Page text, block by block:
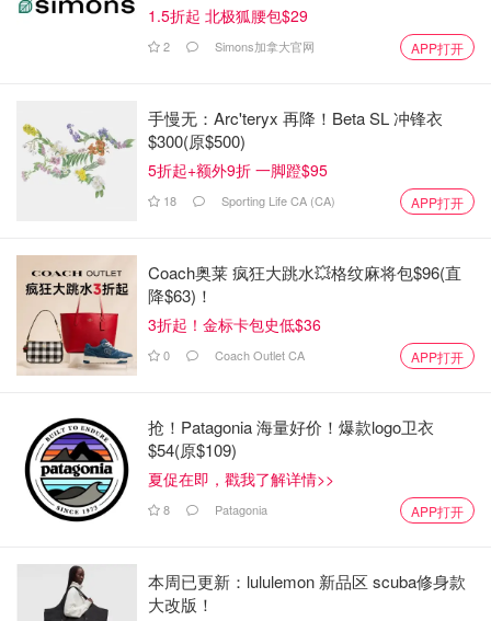
1.5折起 北极狐腰包$29
2 Simons加拿大官网 APP打开
手慢无：Arc'teryx 再降！Beta SL 冲锋衣
$300(原$500)
5折起+额外9折 一脚蹬$95
18 Sporting Life CA (CA) APP打开
Coach奥莱 疯狂大跳水💥格纹麻将包$96(直
降$63)！
3折起！金标卡包史低$36
0 Coach Outlet CA APP打开
抢！Patagonia 海量好价！爆款logo卫衣
$54(原$109)
夏促在即，戳我了解详情>>
8 Patagonia APP打开
本周已更新：lululemon 新品区 scuba修身款
大改版！